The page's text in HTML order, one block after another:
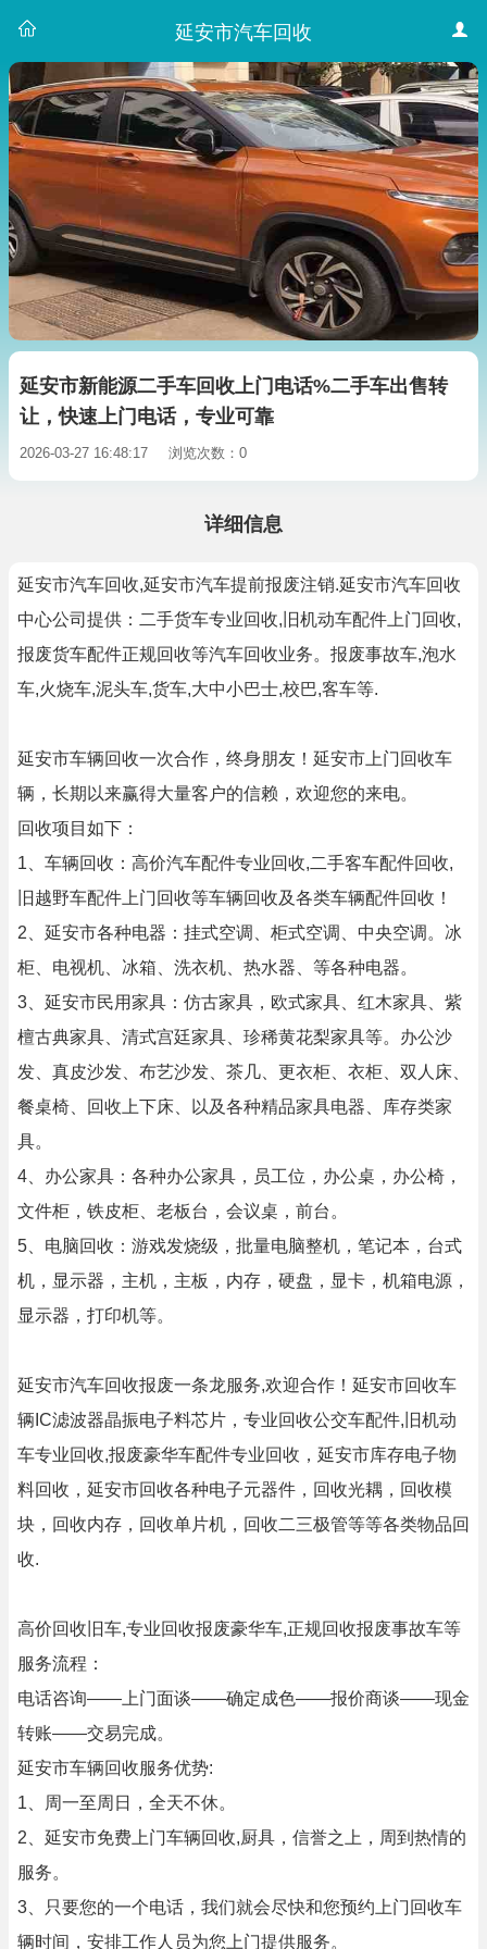
延安市汽车回收
延安市新能源二手车回收上门电话%二手车出售转
让，快速上门电话，专业可靠
2026-03-27 16:48:17 浏览次数：0
详细信息
延安市汽车回收,延安市汽车提前报废注销.延安市汽车回收
中心公司提供：二手货车专业回收,旧机动车配件上门回收,
报废货车配件正规回收等汽车回收业务。报废事故车,泡水
车,火烧车,泥头车,货车,大中小巴士,校巴,客车等.
延安市车辆回收一次合作，终身朋友！延安市上门回收车
辆，长期以来赢得大量客户的信赖，欢迎您的来电。
回收项目如下：
1、车辆回收：高价汽车配件专业回收,二手客车配件回收,
旧越野车配件上门回收等车辆回收及各类车辆配件回收！
2、延安市各种电器：挂式空调、柜式空调、中央空调。冰
柜、电视机、冰箱、洗衣机、热水器、等各种电器。
3、延安市民用家具：仿古家具，欧式家具、红木家具、紫
檀古典家具、清式宫廷家具、珍稀黄花梨家具等。办公沙
发、真皮沙发、布艺沙发、茶几、更衣柜、衣柜、双人床、
餐桌椅、回收上下床、以及各种精品家具电器、库存类家
具。
4、办公家具：各种办公家具，员工位，办公桌，办公椅，
文件柜，铁皮柜、老板台，会议桌，前台。
5、电脑回收：游戏发烧级，批量电脑整机，笔记本，台式
机，显示器，主机，主板，内存，硬盘，显卡，机箱电源，
显示器，打印机等。
延安市汽车回收报废一条龙服务,欢迎合作！延安市回收车
辆IC滤波器晶振电子料芯片，专业回收公交车配件,旧机动
车专业回收,报废豪华车配件专业回收，延安市库存电子物
料回收，延安市回收各种电子元器件，回收光耦，回收模
块，回收内存，回收单片机，回收二三极管等等各类物品回
收.
高价回收旧车,专业回收报废豪华车,正规回收报废事故车等
服务流程：
电话咨询——上门面谈——确定成色——报价商谈——现金
转账——交易完成。
延安市车辆回收服务优势:
1、周一至周日，全天不休。
2、延安市免费上门车辆回收,厨具，信誉之上，周到热情的
服务。
3、只要您的一个电话，我们就会尽快和您预约上门回收车
辆时间，安排工作人员为您上门提供服务。